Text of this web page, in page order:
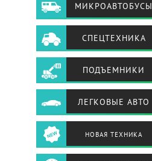
МИКРОАВТОБУСЫ
СПЕЦТЕХНИКА
ПОДЪЕМНИКИ
ЛЕГКОВЫЕ АВТО
НОВАЯ ТЕХНИКА